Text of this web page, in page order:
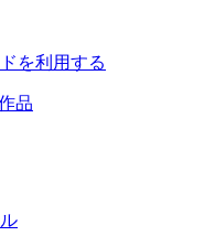
を利用する
品